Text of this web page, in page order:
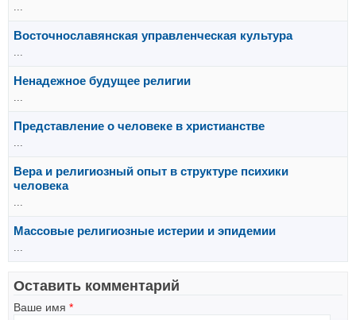
...
Восточнославянская управленческая культура
...
Ненадежное будущее религии
...
Представление о человеке в христианстве
...
Вера и религиозный опыт в структуре психики
человека
...
Массовые религиозные истерии и эпидемии
...
Оставить комментарий
Ваше имя *